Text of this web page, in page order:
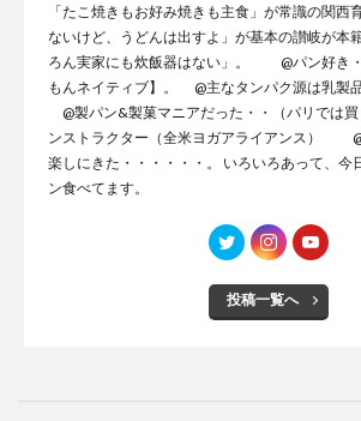
「たこ焼きもお好み焼きも主食」が常識の関西
ないけど、うどんは出すよ」が基本の讃岐が本
ろん実家にも炊飯器はない」。 @パン好き
もんネイティブ】。 @主なタンパク源は乳
@製パン&製菓マニアだった・・（パリでは
ンストラクター（全米ヨガアライアンス）
楽しにきた・・・・・・。 いろいろあって、今
ン食べてます。
投稿一覧へ